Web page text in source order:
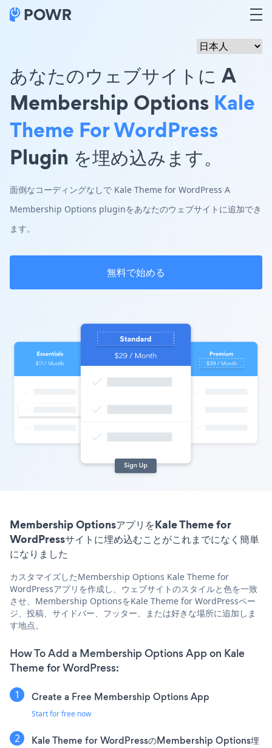
あなたのウェブサイトに A
Membership Options Kale
Theme For WordPress
Plugin を埋め込みます。
面倒なコーディングなしで Kale Theme for WordPress A
Membership Options pluginをあなたのウェブサイトに追加でき
ます。
無料で始める
Membership OptionsアプリをKale Theme for
WordPressサイトに埋め込むことがこれまでになく簡単
になりました
カスタマイズしたMembership Options Kale Theme for
WordPressアプリを作成し、ウェブサイトのスタイルと色を一致
させ、Membership OptionsをKale Theme for WordPressペー
ジ、投稿、サイドバー、フッター、または好きな場所に追加しま
す地点。
How To Add a Membership Options App on Kale
Theme for WordPress:
Create a Free Membership Options App
Start for free now
Kale Theme for WordPressのMembership Options埋